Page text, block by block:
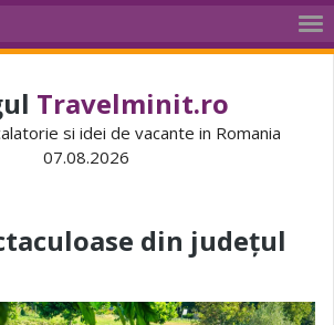
Travelminit.ro
si idei de vacante in Romania
07.08.2026
din județul